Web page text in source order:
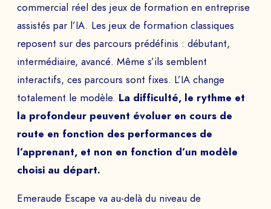
commercial réel des jeux de formation en entreprise
assistés par l’IA. Les jeux de formation classiques
reposent sur des parcours prédéfinis : débutant,
intermédiaire, avancé. Même s’ils semblent
interactifs, ces parcours sont fixes. L’IA change
totalement le modèle. La difficulté, le rythme et
la profondeur peuvent évoluer en cours de
route en fonction des performances de
l’apprenant, et non en fonction d’un modèle
choisi au départ.
Emeraude Escape va au-delà du niveau de